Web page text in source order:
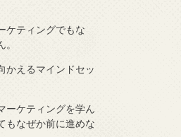
ケティングでもな
かえるマインドセッ
ーケティングを学ん
もなぜか前に進めな